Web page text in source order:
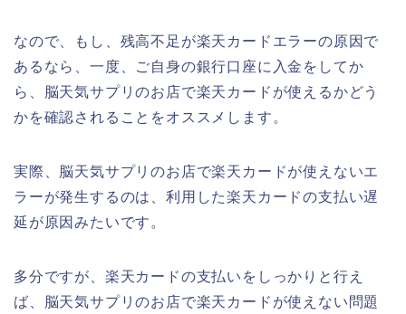
なので、もし、残高不足が楽天カードエラーの原因で
あるなら、一度、ご自身の銀行口座に入金をしてか
ら、脳天気サプリのお店で楽天カードが使えるかどう
かを確認されることをオススメします。
実際、脳天気サプリのお店で楽天カードが使えないエ
ラーが発生するのは、利用した楽天カードの支払い遅
延が原因みたいです。
多分ですが、楽天カードの支払いをしっかりと行え
ば、脳天気サプリのお店で楽天カードが使えない問題